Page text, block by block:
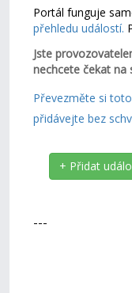
Portál funguje
přehledu událostí.
Jste
nechcete čekat na
Převezměte si
přidávejte bez
+ Přidat
---